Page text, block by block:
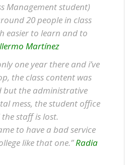
Management student)
20 people in class
easier to learn and to
Martínez
one year there and i’ve
the class content was
but the administrative
mess, the student office
the staff is lost.
to have a bad service
like that one.”Radia